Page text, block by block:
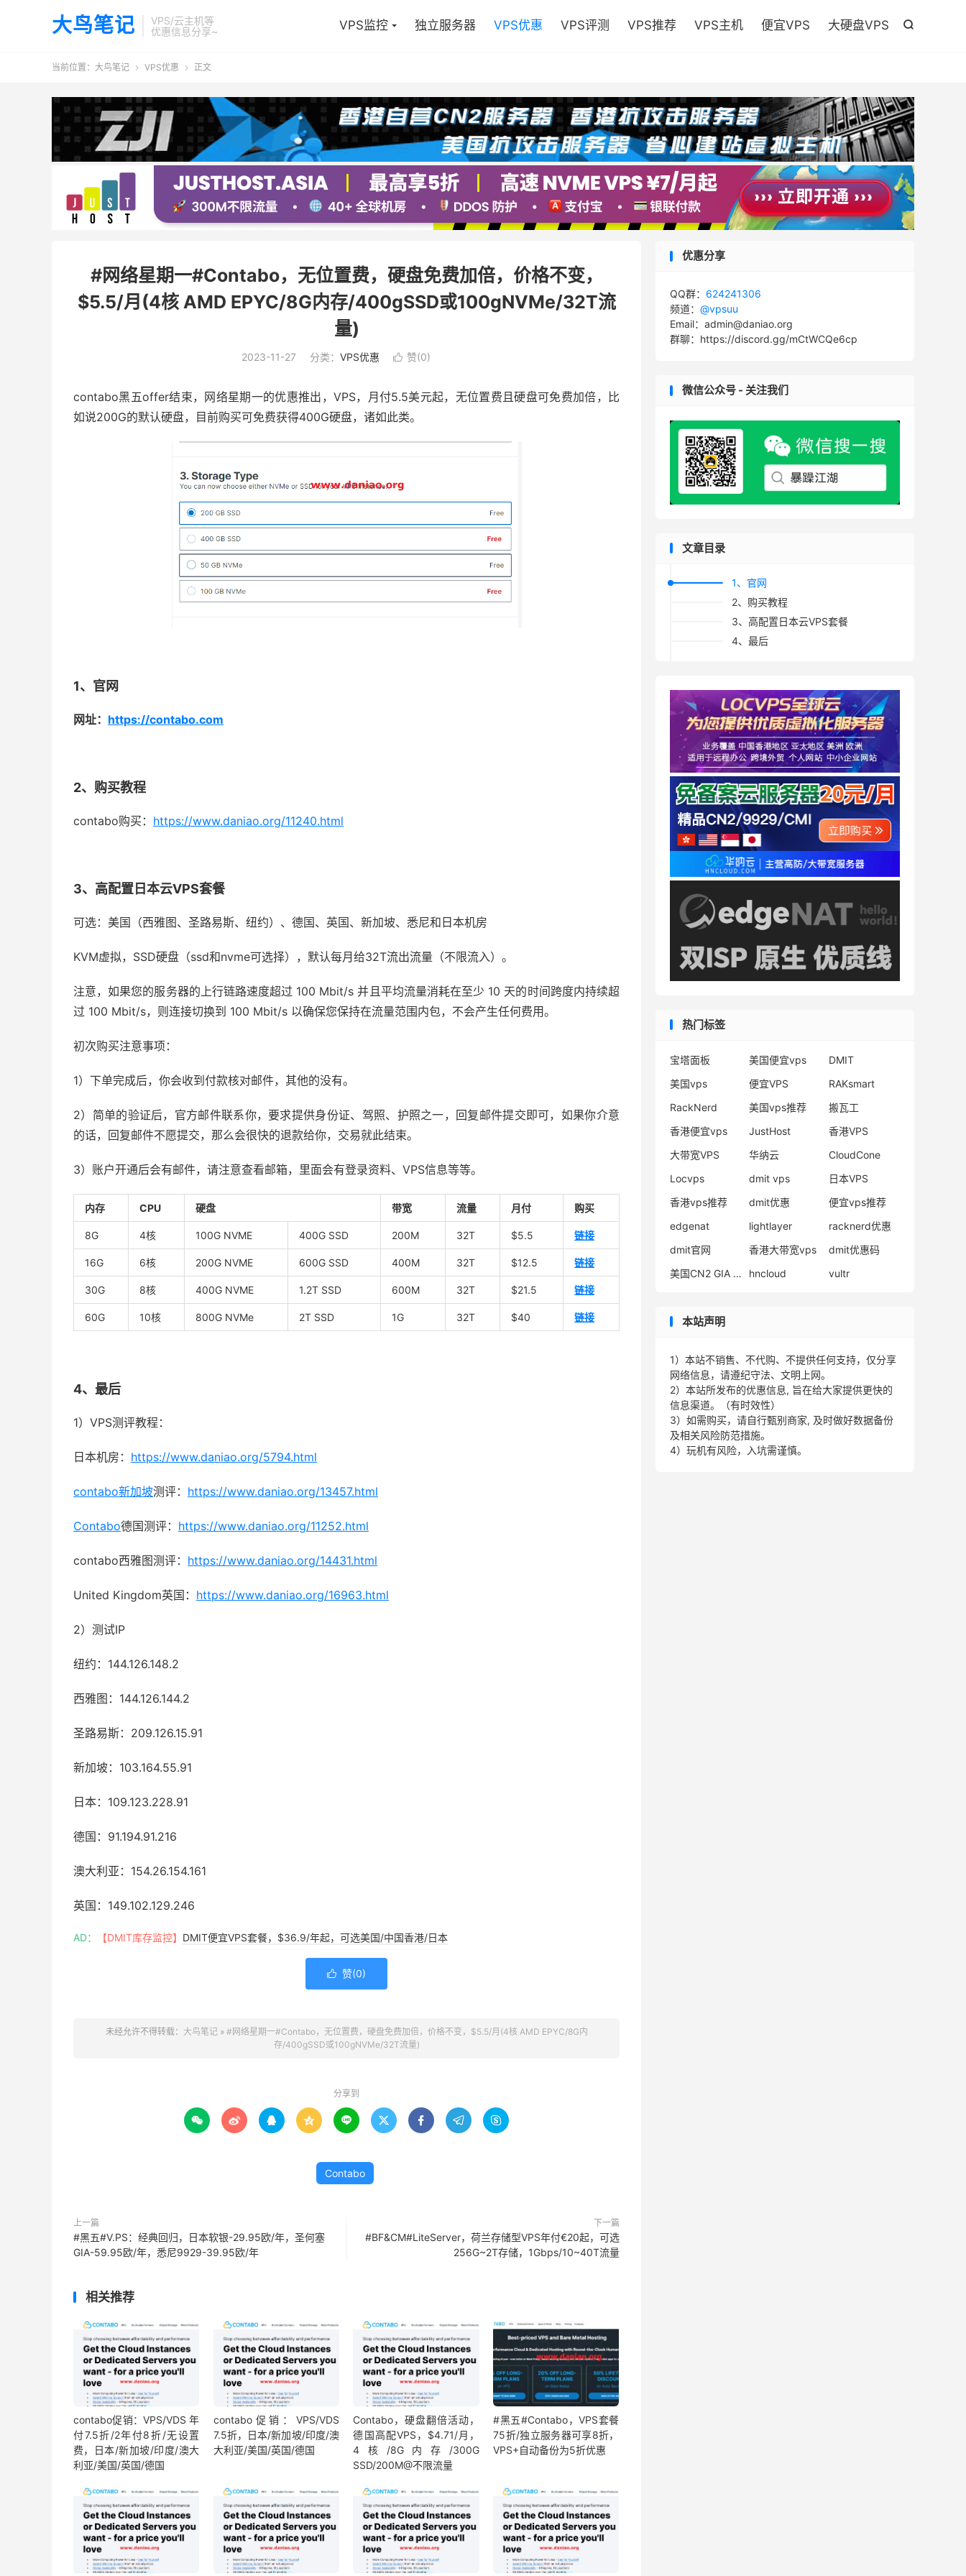
大鸟笔记
VPS/云主机等
优惠信息分享~

VPS监控 独立服务器 VPS优惠 VPS评测 VPS推荐 VPS主机 便宜VPS 大硬盘VPS
当前位置： 大鸟笔记  VPS优惠  正文
#网络星期一#Contabo，无位置费，硬盘免费加倍，价格不变，
$5.5/月(4核 AMD EPYC/8G内存/400gSSD或100gNVMe/32T流
量)
2023-11-27 分类： VPS优惠  赞(0)
contabo黑五offer结束，网络星期一的优惠推出，VPS，月付5.5美元起，无位置费且硬盘可免费加倍，比
如说200G的默认硬盘，目前购买可免费获得400G硬盘，诸如此类。
1、官网
网址： https://contabo.com
2、购买教程
contabo购买： https://www.daniao.org/11240.html
3、高配置日本云VPS套餐
可选：美国（西雅图、圣路易斯、纽约）、德国、英国、新加坡、悉尼和日本机房
KVM虚拟，SSD硬盘（ssd和nvme可选择），默认每月给32T流出流量（不限流入）。
注意，如果您的服务器的上行链路速度超过 100 Mbit/s 并且平均流量消耗在至少 10 天的时间跨度内持续超
过 100 Mbit/s，则连接切换到 100 Mbit/s 以确保您保持在流量范围内包，不会产生任何费用。
初次购买注意事项：
1）下单完成后，你会收到付款核对邮件，其他的没有。
2）简单的验证后，官方邮件联系你，要求提供身份证、驾照、护照之一，回复邮件提交即可，如果你介意
的话，回复邮件不愿提交，那么会很快的退款给你，交易就此结束。
3）账户开通后会有邮件，请注意查看邮箱，里面会有登录资料、VPS信息等等。
内存 CPU 硬盘 带宽 流量 月付 购买
8G 4核 100G NVME 400G SSD 200M 32T $5.5 链接
16G 6核 200G NVME 600G SSD 400M 32T $12.5 链接
30G 8核 400G NVME 1.2T SSD 600M 32T $21.5 链接
60G 10核 800G NVMe 2T SSD 1G 32T $40 链接
4、最后
1）VPS测评教程：
日本机房： https://www.daniao.org/5794.html
contabo新加坡测评： https://www.daniao.org/13457.html
Contabo德国测评： https://www.daniao.org/11252.html
contabo西雅图测评： https://www.daniao.org/14431.html
United Kingdom英国： https://www.daniao.org/16963.html
2）测试IP
纽约：144.126.148.2
西雅图：144.126.144.2
圣路易斯：209.126.15.91
新加坡：103.164.55.91
日本：109.123.228.91
德国：91.194.91.216
澳大利亚：154.26.154.161
英国：149.102.129.246
AD： 【DMIT库存监控】 DMIT便宜VPS套餐，$36.9/年起，可选美国/中国香港/日本
 赞(0)
未经允许不得转载： 大鸟笔记» #网络星期一#Contabo，无位置费，硬盘免费加倍，价格不变，$5.5/月(4核 AMD EPYC/8G内
存/400gSSD或100gNVMe/32T流量)
分享到
        
Contabo
上一篇
#黑五#V.PS：经典回归，日本软银-29.95欧/年，圣何塞
GIA-59.95欧/年，悉尼9929-39.95欧/年
下一篇
#BF&CM#LiteServer，荷兰存储型VPS年付€20起，可选
256G~2T存储，1Gbps/10~40T流量
相关推荐
contabo促销：VPS/VDS 年
付7.5折/2年付8折/无设置
费，日本/新加坡/印度/澳大
利亚/美国/英国/德国
contabo促销：VPS/VDS
7.5折，日本/新加坡/印度/澳
大利亚/美国/英国/德国
Contabo，硬盘翻倍活动，
德国高配VPS，$4.71/月，
4核/8G内存/300G
SSD/200M@不限流量
#黑五#Contabo，VPS套餐
75折/独立服务器可享8折，
VPS+自动备份为5折优惠
优惠分享
QQ群： 624241306
频道： @vpsuu
Email：admin@daniao.org
群聊：https://discord.gg/mCtWCQe6cp
微信公众号 - 关注我们
文章目录
1、官网
2、购买教程
3、高配置日本云VPS套餐
4、最后
热门标签
宝塔面板 美国便宜vps
DMIT
美国vps
便宜VPS
RAKsmart
RackNerd
美国vps推荐
搬瓦工
香港便宜vps
JustHost
香港VPS
大带宽VPS
华纳云
CloudCone
Locvps
dmit vps
日本VPS
香港vps推荐
dmit优惠
便宜vps推荐
edgenat
lightlayer
racknerd优惠
dmit官网
香港大带宽vps
dmit优惠码
美国CN2 GIA VPS
hncloud vultr
本站声明
1）本站不销售、不代购、不提供任何支持，仅分享
网络信息，请遵纪守法、文明上网。
2）本站所发布的优惠信息, 旨在给大家提供更快的
信息渠道。（有时效性）
3）如需购买，请自行甄别商家, 及时做好数据备份
及相关风险防范措施。
4）玩机有风险，入坑需谨慎。